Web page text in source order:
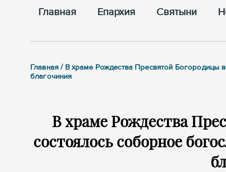
Главная Епархия Cвятыни
Главная / В храме Рождества Пресвятой Богородицы
благочиния
В храме Рождества
состоялось соборное